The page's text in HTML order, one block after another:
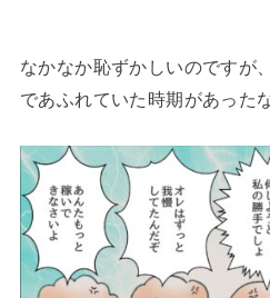
なかなか恥ずかしいのですが
であふれていた時期があった